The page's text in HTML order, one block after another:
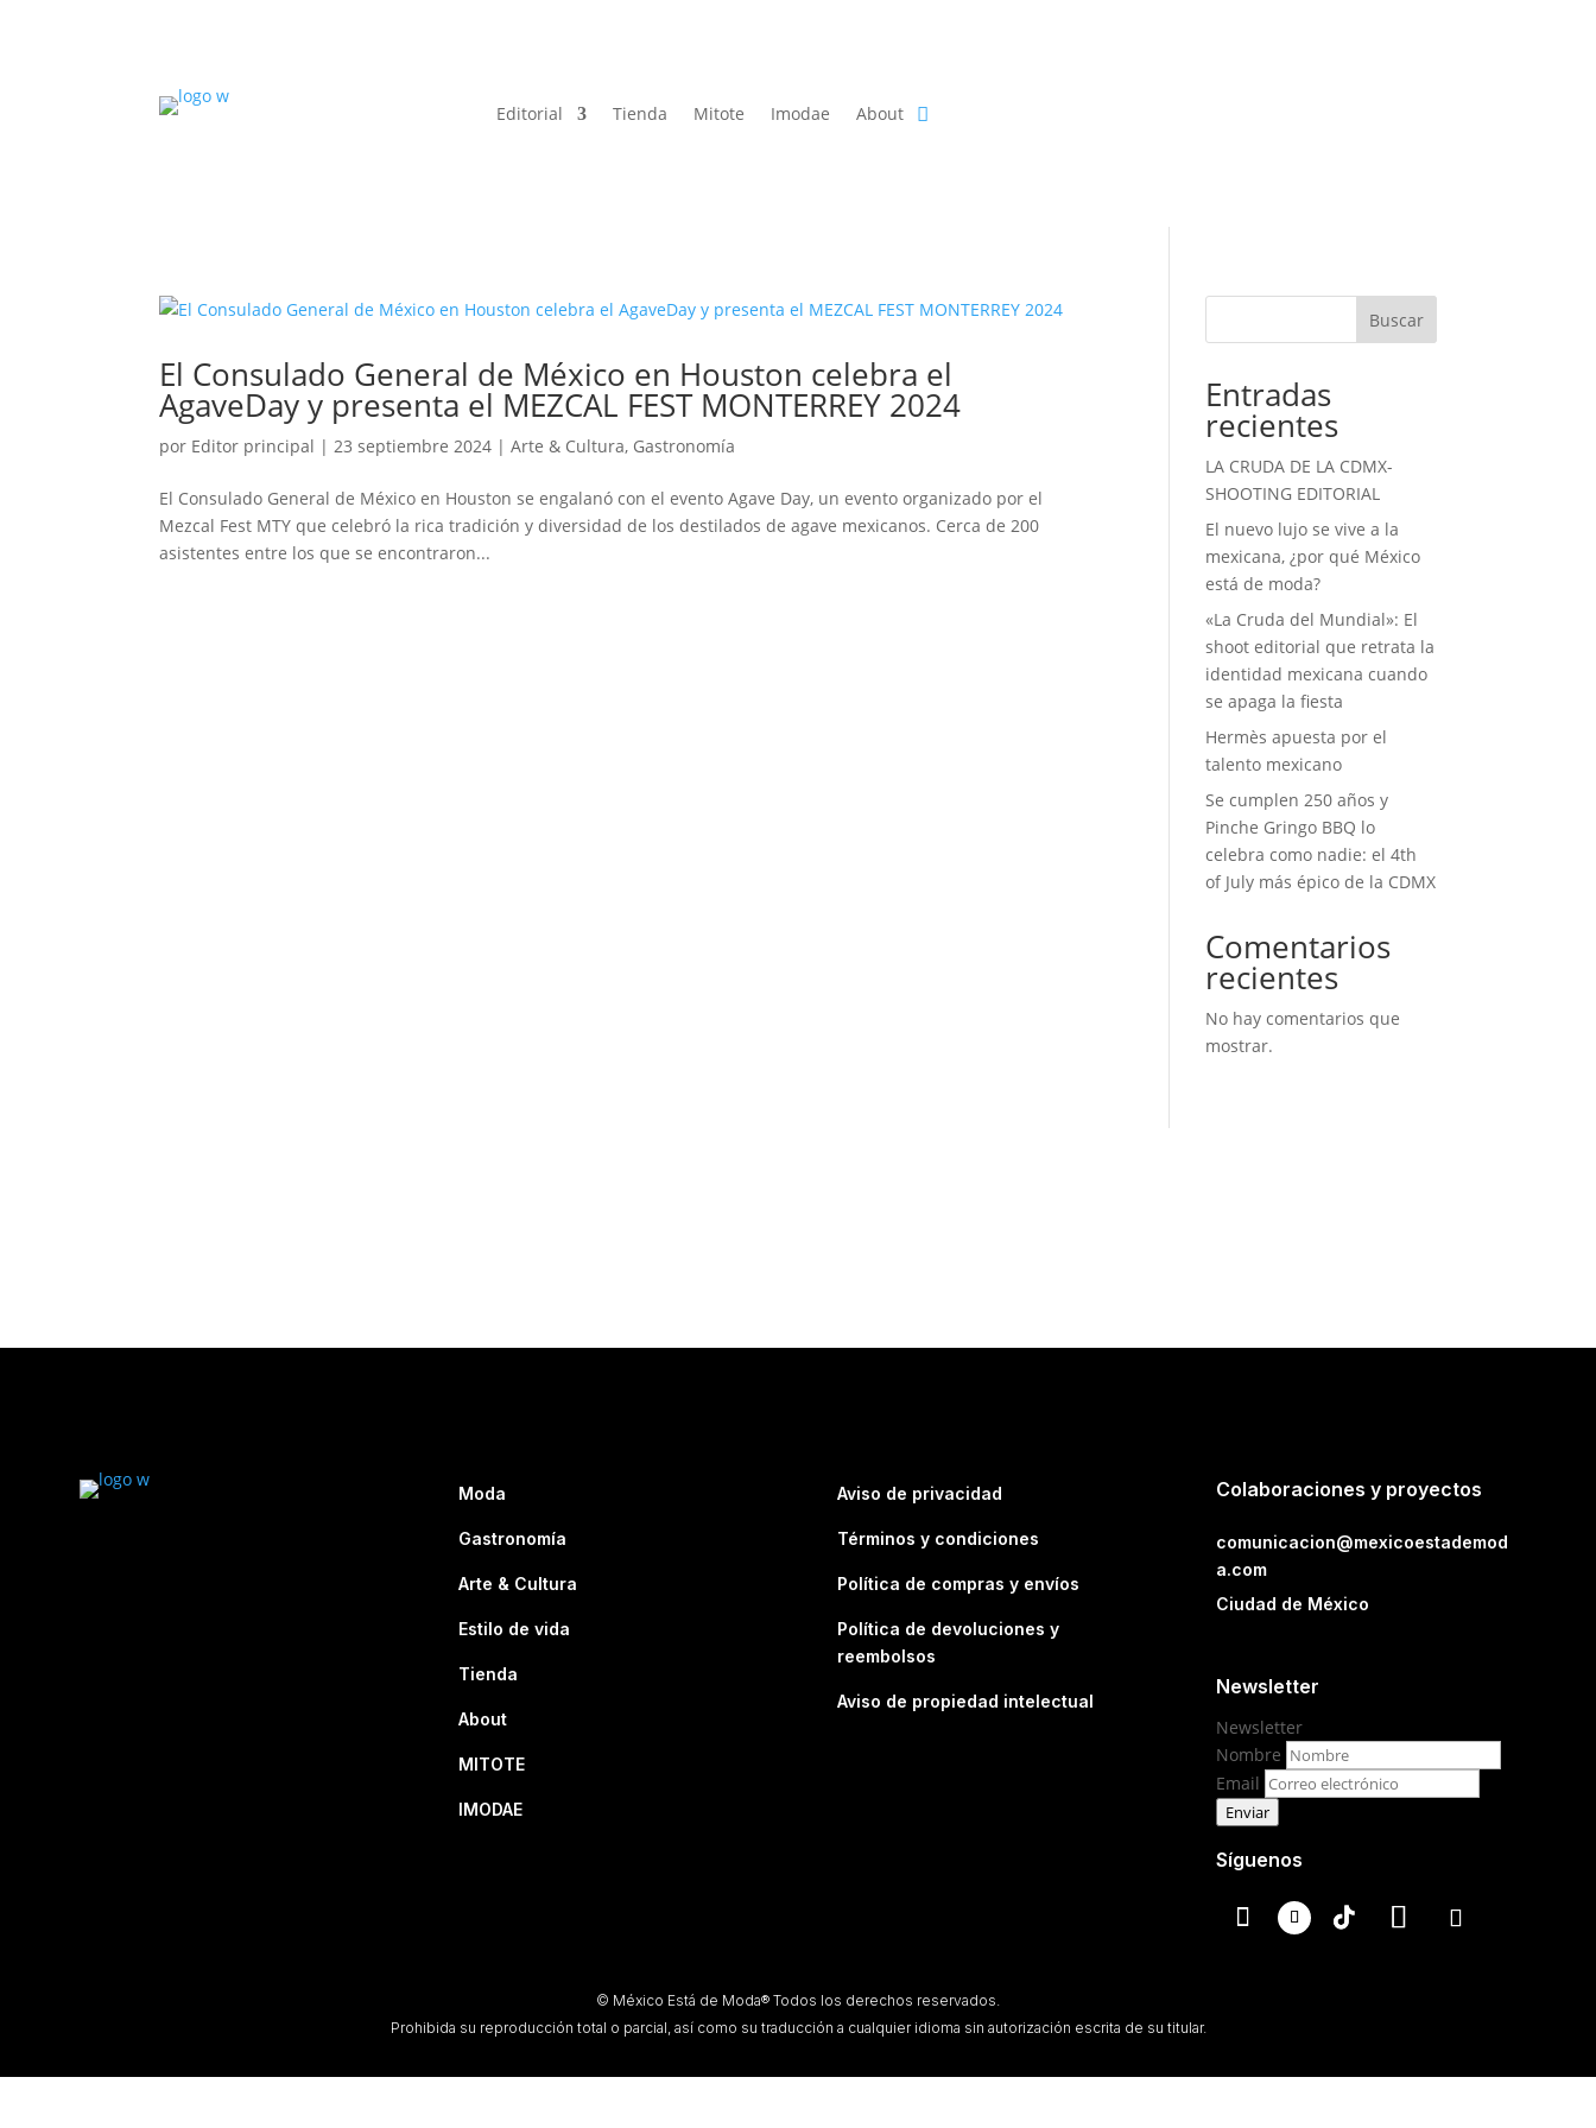
Editorial Tienda Mitote Imodae About
El Consulado General de México en Houston celebra el
AgaveDay y presenta el MEZCAL FEST MONTERREY 2024
por Editor principal |23 septiembre 2024 |Arte & Cultura, Gastronomía
El Consulado General de México en Houston se engalanó con el evento Agave Day, un evento organizado por el
Mezcal Fest MTY que celebró la rica tradición y diversidad de los destilados de agave mexicanos. Cerca de 200
asistentes entre los que se encontraron...
Buscar
Entradas
recientes
LA CRUDA DE LA CDMX-
SHOOTING EDITORIAL
El nuevo lujo se vive a la
mexicana, ¿por qué México
está de moda?
«La Cruda del Mundial»: El
shoot editorial que retrata la
identidad mexicana cuando
se apaga la fiesta
Hermès apuesta por el
talento mexicano
Se cumplen 250 años y
Pinche Gringo BBQ lo
celebra como nadie: el 4th
of July más épico de la CDMX
Comentarios
recientes
No hay comentarios que
mostrar.
Moda
Gastronomía
Arte & Cultura
Estilo de vida
Tienda
About
MITOTE
IMODAE
Aviso de privacidad
Términos y condiciones
Política de compras y envíos
Política de devoluciones y
reembolsos
Aviso de propiedad intelectual
Colaboraciones y proyectos
comunicacion@mexicoestademod
a.com
Ciudad de México
Newsletter
Newsletter
Nombre
Email
Enviar
Síguenos
© México Está de Moda® Todos los derechos reservados.
Prohibida su reproducción total o parcial, así como su traducción a cualquier idioma sin autorización escrita de su titular.